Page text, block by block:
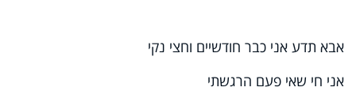
אבא תדע אני כבר חודשיים וחצי נקי
אני חי שאי פעם הרגשתי